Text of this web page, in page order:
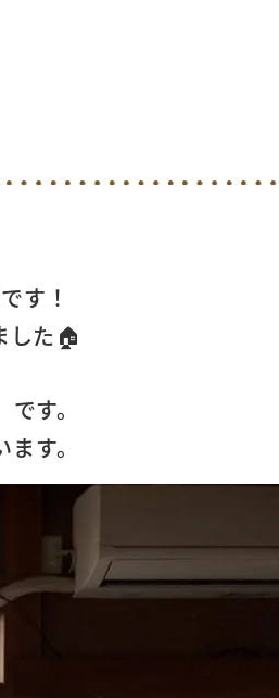
す！
した🏠
す。
す。